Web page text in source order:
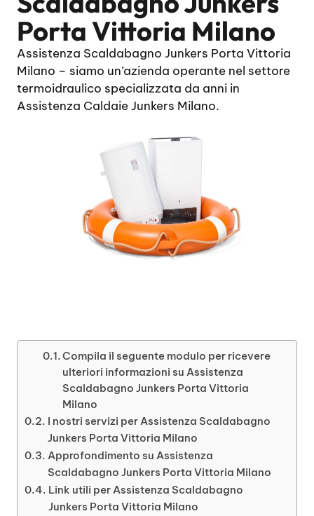
Porta Vittoria Milano
Assistenza Scaldabagno Junkers Porta Vittoria
Milano – siamo un’azienda operante nel settore
termoidraulico specializzata da anni in
Assistenza Caldaie Junkers Milano.
Compila il seguente modulo per ricevere
ulteriori informazioni su Assistenza
Scaldabagno Junkers Porta Vittoria
Milano
I nostri servizi per Assistenza Scaldabagno
Junkers Porta Vittoria Milano
Approfondimento su Assistenza
Scaldabagno Junkers Porta Vittoria Milano
Link utili per Assistenza Scaldabagno
Junkers Porta Vittoria Milano